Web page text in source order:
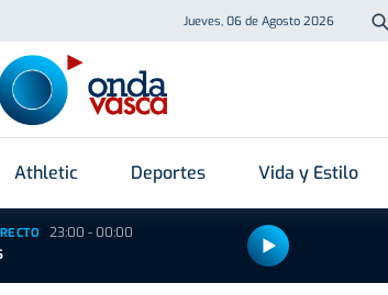
Jueves, 06 de Agosto 2026
Athletic Deportes Vida y Estilo
23:00 - 00:00